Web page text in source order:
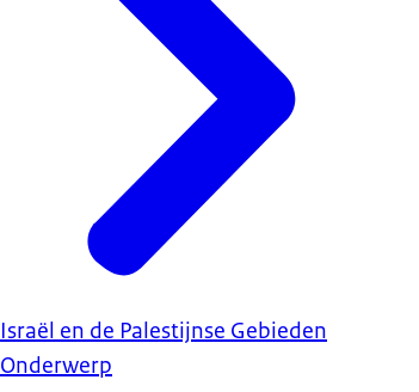
Israël en de Palestijnse Gebieden
Onderwerp